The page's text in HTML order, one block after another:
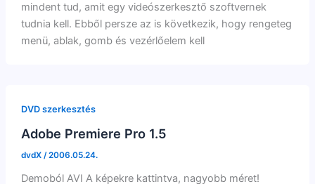
mindent tud, amit egy videószerkesztő szoftvernek
tudnia kell. Ebből persze az is következik, hogy rengeteg
menü, ablak, gomb és vezérlőelem kell
DVD szerkesztés
Adobe Premiere Pro 1.5
dvdX /2006.05.24.
Demoból AVI A képekre kattintva, nagyobb méret!